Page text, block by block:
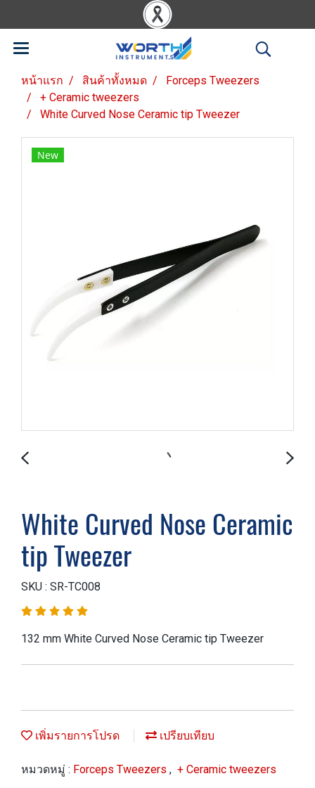
หน้าแรก สินค้าทั้งหมด
Forceps Tweezers
+ Ceramic tweezers
White Curved Nose Ceramic tip Tweezer
New
White Curved Nose Ceramic
tip Tweezer
SKU : SR-TC008
132 mm White Curved Nose Ceramic tip Tweezer
เพิ่มรายการโปรด เปรียบเทียบ
หมวดหมู่ : Forceps Tweezers , + Ceramic tweezers